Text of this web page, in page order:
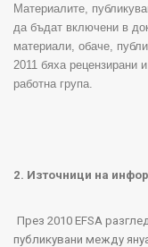
Материалите,
да бъдат включени в
материали, обаче,
2011 бяха рецензирани
работна група.
2. Източници на
През 2010 EFSA
публикувани между